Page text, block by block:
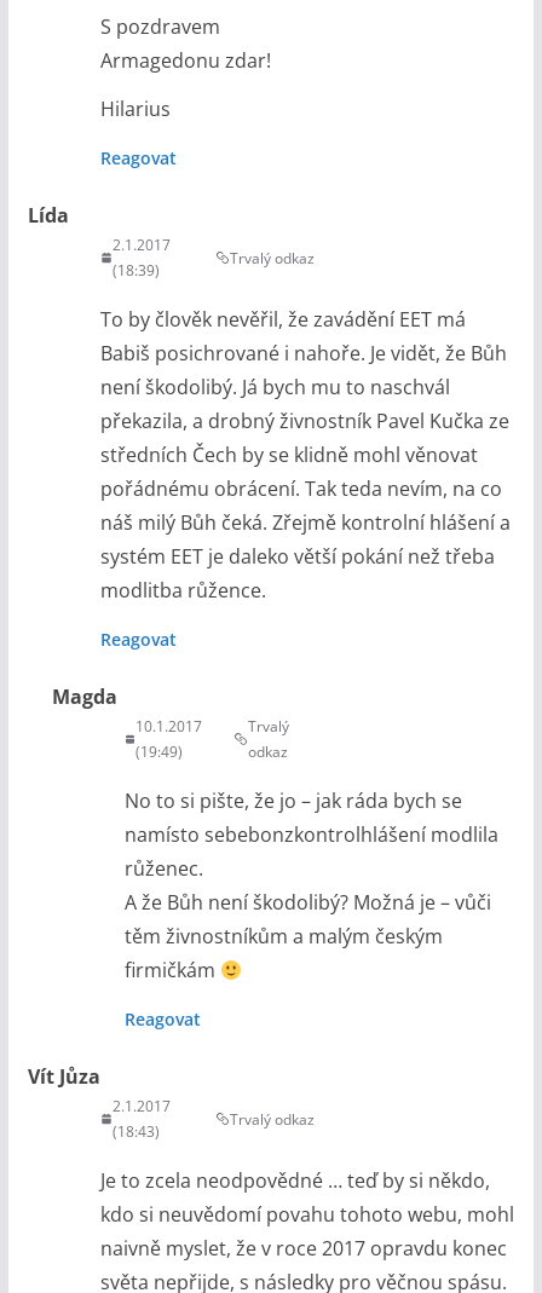
S pozdravem
Armagedonu zdar!
Hilarius
Reagovat
Lída
2.1.2017
(18:39)
Trvalý odkaz
To by člověk nevěřil, že zavádění EET má
Babiš posichrované i nahoře. Je vidět, že Bůh
není škodolibý. Já bych mu to naschvál
překazila, a drobný živnostník Pavel Kučka ze
středních Čech by se klidně mohl věnovat
pořádnému obrácení. Tak teda nevím, na co
náš milý Bůh čeká. Zřejmě kontrolní hlášení a
systém EET je daleko větší pokání než třeba
modlitba růžence.
Reagovat
Magda
10.1.2017
(19:49)
Trvalý
odkaz
No to si pište, že jo – jak ráda bych se
namísto sebebonzkontrolhlášení modlila
růženec.
A že Bůh není škodolibý? Možná je – vůči
těm živnostníkům a malým českým
firmičkám
Reagovat
Vít Jůza
2.1.2017
(18:43)
Trvalý odkaz
Je to zcela neodpovědné … teď by si někdo,
kdo si neuvědomí povahu tohoto webu, mohl
naivně myslet, že v roce 2017 opravdu konec
světa nepřijde, s následky pro věčnou spásu.